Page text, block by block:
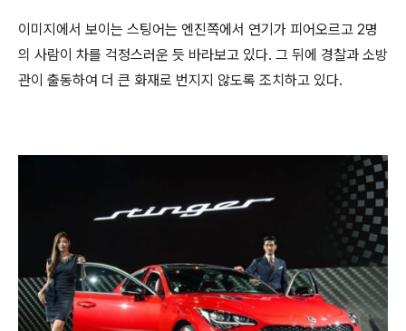
이미지에서 보이는 스팅어는 엔진쪽에서 연기가 피어오르고 2명
의 사람이 차를 걱정스러운 듯 바라보고 있다. 그 뒤에 경찰과 소방
관이 출동하여 더 큰 화재로 번지지 않도록 조치하고 있다.